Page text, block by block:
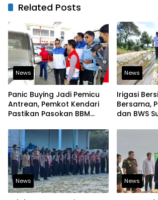
Related Posts
News
Panic Buying Jadi Pemicu
Antrean, Pemkot Kendari
Pastikan Pasokan BBM
News
Irigasi
Bersama,
dan BWS
Pangan
News News